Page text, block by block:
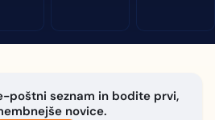
poštni seznam in bodite prvi,
novice.